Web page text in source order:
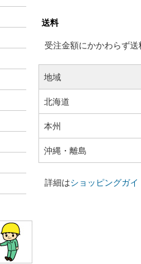
送料
受注金額にかかわらず
地域
北海道
本州
沖縄・離島
詳細はショッピングガイ